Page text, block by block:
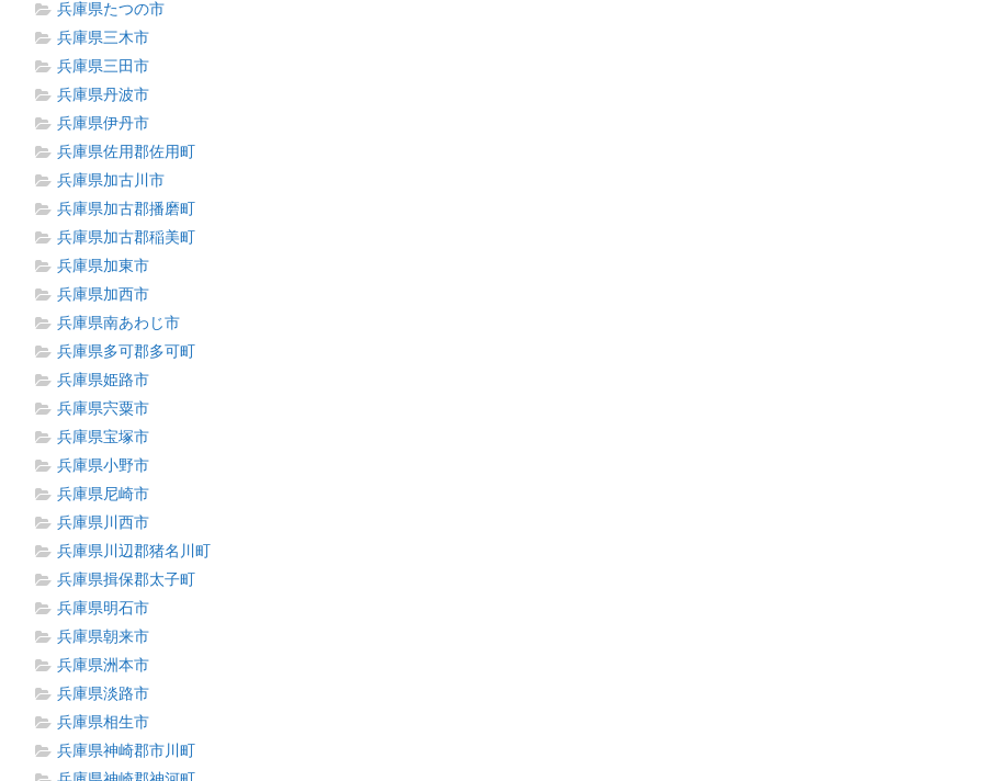
兵庫県たつの市
兵庫県三木市
兵庫県三田市
兵庫県丹波市
兵庫県伊丹市
兵庫県佐用郡佐用町
兵庫県加古川市
兵庫県加古郡播磨町
兵庫県加古郡稲美町
兵庫県加東市
兵庫県加西市
兵庫県南あわじ市
兵庫県多可郡多可町
兵庫県姫路市
兵庫県宍粟市
兵庫県宝塚市
兵庫県小野市
兵庫県尼崎市
兵庫県川西市
兵庫県川辺郡猪名川町
兵庫県揖保郡太子町
兵庫県明石市
兵庫県朝来市
兵庫県洲本市
兵庫県淡路市
兵庫県相生市
兵庫県神崎郡市川町